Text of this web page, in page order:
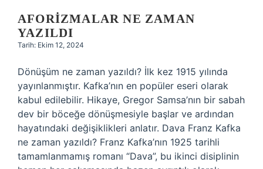
AFORIZMALAR NE ZAMAN
YAZILDI
Tarih: Ekim 12, 2024
Dönüşüm ne zaman yazıldı? İlk kez 1915 yılında
yayınlanmıştır. Kafka’nın en popüler eseri olarak
kabul edilebilir. Hikaye, Gregor Samsa’nın bir sabah
dev bir böceğe dönüşmesiyle başlar ve ardından
hayatındaki değişiklikleri anlatır. Dava Franz Kafka
ne zaman yazıldı? Franz Kafka’nın 1925 tarihli
tamamlanmamış romanı “Dava”, bu ikinci disiplinin